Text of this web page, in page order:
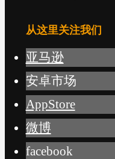
从这里关注我们
亚马逊
安卓市场
AppStore
微博
facebook